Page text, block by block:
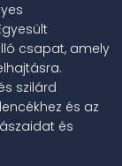
csapat, amely
szilárd
és az
és